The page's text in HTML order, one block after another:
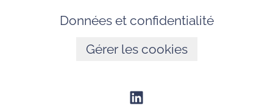
Données et confidentialité
Gérer les cookies